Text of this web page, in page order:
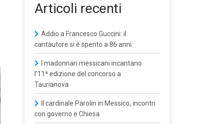
Articoli recenti
Addio a Francesco Guccini: il
cantautore si è spento a 86 anni
I madonnari messicani incantano
l’11ª edizione del concorso a
Taurianova
Il cardinale Parolin in Messico, incontri
con governo e Chiesa